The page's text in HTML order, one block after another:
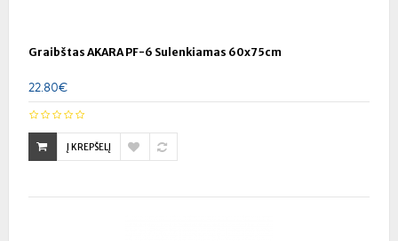
Graibštas AKARA PF-6 Sulenkiamas 60x75cm
22.80€
Į KREPŠELĮ